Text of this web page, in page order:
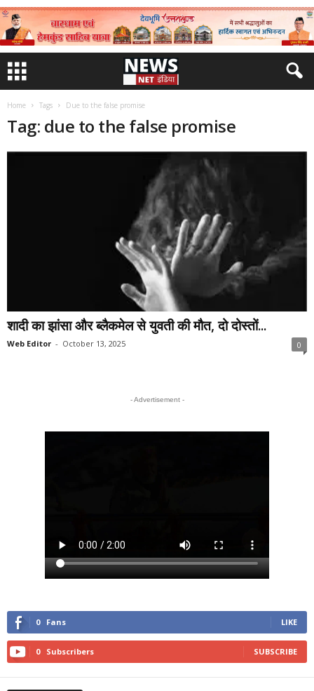
Home Tags Due to the false promise
Tag: due to the false promise
शादी का झांसा और ब्लैकमेल से युवती की मौत, दो दोस्तों...
Web Editor - October 13, 2025 0
- Advertisement -
0 Fans LIKE
0 Subscribers SUBSCRIBE